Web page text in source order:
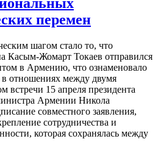
перемен
шагом стало то, что
Касым-Жомарт Токаев отправился
в Армению, что ознаменовало
отношениях между двумя
встречи 15 апреля президента
Армении Никола
совместного заявления,
сотрудничества и
которая сохранялась между